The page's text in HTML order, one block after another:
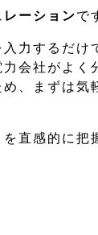
ーションで
力するだけ
会社がよく
、まずは気
直感的に把